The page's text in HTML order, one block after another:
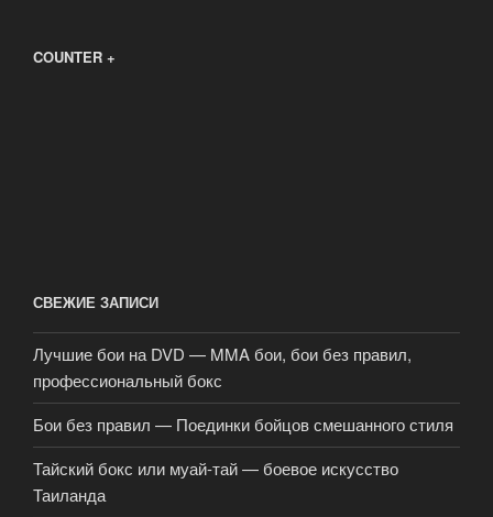
COUNTER +
СВЕЖИЕ ЗАПИСИ
Лучшие бои на DVD — MMA бои, бои без правил,
профессиональный бокс
Бои без правил — Поединки бойцов смешанного стиля
Тайский бокс или муай-тай — боевое искусство
Таиланда